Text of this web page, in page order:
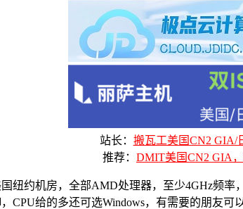
站长： 搬瓦工美国CN2 GIA/
推荐： DMIT美国CN2 GIA
纽约机房，全部AMD处理器，至少4GHz频率
CPU给的多还可选Windows，有需要的朋友可